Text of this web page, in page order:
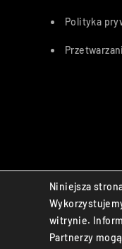
Polityka
Bezpieczne
© Life Aid sp.
Niniejsza
witrynie.
Partnerzy